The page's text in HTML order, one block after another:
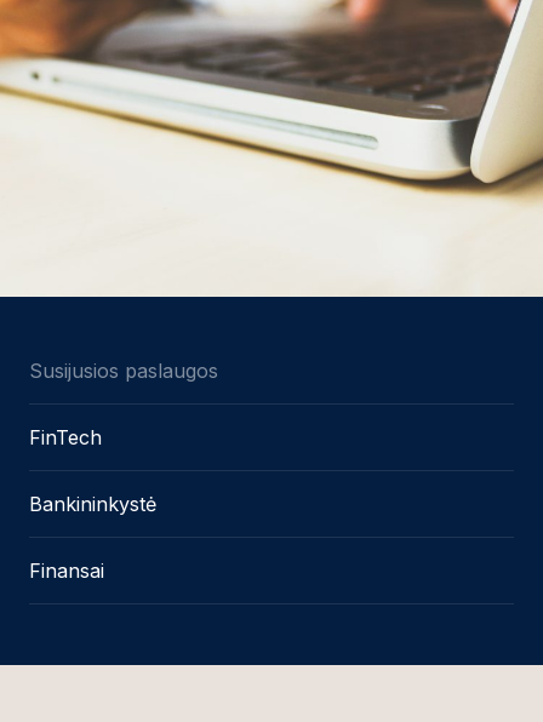
Susijusios paslaugos
FinTech
Bankininkystė
Finansai